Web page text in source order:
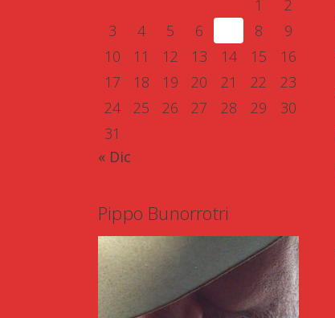
1
2
3
4 5 6 8
9
10
11 12 13 14 15
16
17
18 19 20 21 22
23
24
25 26 27 28 29
30
31
« Dic
Pippo Bunorrotri